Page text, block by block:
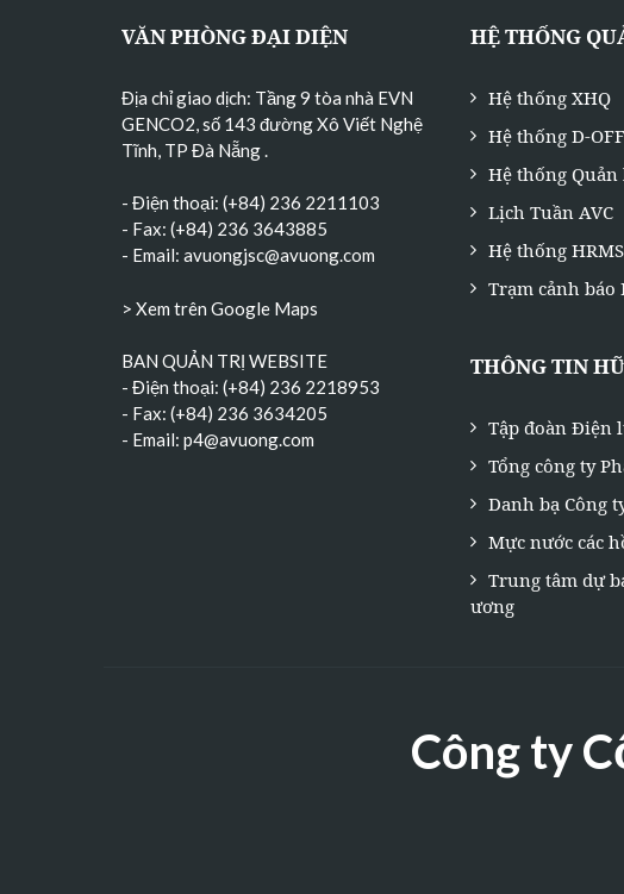
VĂN PHÒNG ĐẠI DIỆN
Địa chỉ giao dịch: Tầng 9 tòa nhà EVN
GENCO2, số 143 đường Xô Viết Nghệ
Tĩnh, TP Đà Nẵng.
- Điện thoại: (+84) 236 2211103
- Fax: (+84) 236 3643885
- Email: avuongjsc@avuong.com
> Xem trên Google Maps
BAN QUẢN TRỊ WEBSITE
- Điện thoại: (+84) 236 2218953
- Fax: (+84) 236 3634205
- Email: p4@avuong.com
HỆ THỐNG
Hệ thống XHQ
Hệ thống D-
Hệ thống
Lịch Tuần AVC
Hệ thống HRMS
Trạm cảnh báo
THÔNG TIN
Tập đoàn Điện
Tổng công ty
Danh bạ Công
Mực nước các
Trung tâm dự
ương
Công ty